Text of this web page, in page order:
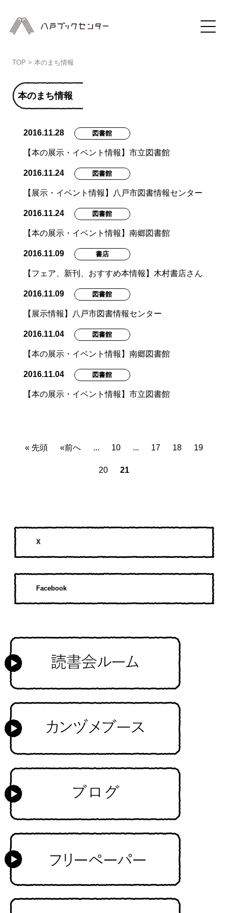
TOP > 本のまち情報
本のまち情報
2016.11.28 図書館
【本の展示・イベント情報】市立図書館
2016.11.24 図書館
【展示・イベント情報】八戸市図書情報センター
2016.11.24 図書館
【本の展示・イベント情報】南郷図書館
2016.11.09 書店
【フェア、新刊、おすすめ本情報】木村書店さん
2016.11.09 図書館
【展示情報】八戸市図書情報センター
2016.11.04 図書館
【本の展示・イベント情報】南郷図書館
2016.11.04 図書館
【本の展示・イベント情報】市立図書館
« 先頭 «前へ ... 10 ... 17 18 19
20 21
X
Facebook